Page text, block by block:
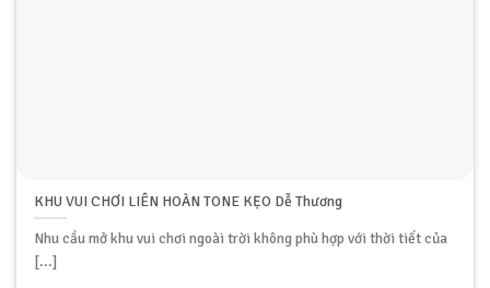
KHU VUI CHƠI LIÊN HOÀN TONE KẸO Dễ Thương
Nhu cầu mở khu vui chơi ngoài trời không phù hợp với thời tiết của
[...]